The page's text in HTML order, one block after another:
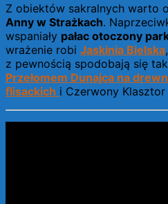
Z obiektów sakralnych warto
Anny w Strażkach.
wspaniały pałac otoczony
wrażenie robi Jaskinia Bielska
z pewnością spodobają się
Przełomem Dunajca na
flisackich i Czerwony